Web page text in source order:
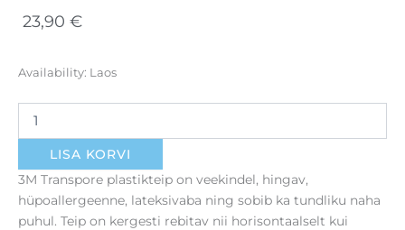
23,90 €
Availability: Laos
3M
plastikteip
24tk
kogus
LISA KORVI
3M Transpore plastikteip on veekindel, hingav,
hüpoallergeenne, lateksivaba ning sobib ka tundliku naha
puhul. Teip on kergesti rebitav nii horisontaalselt kui